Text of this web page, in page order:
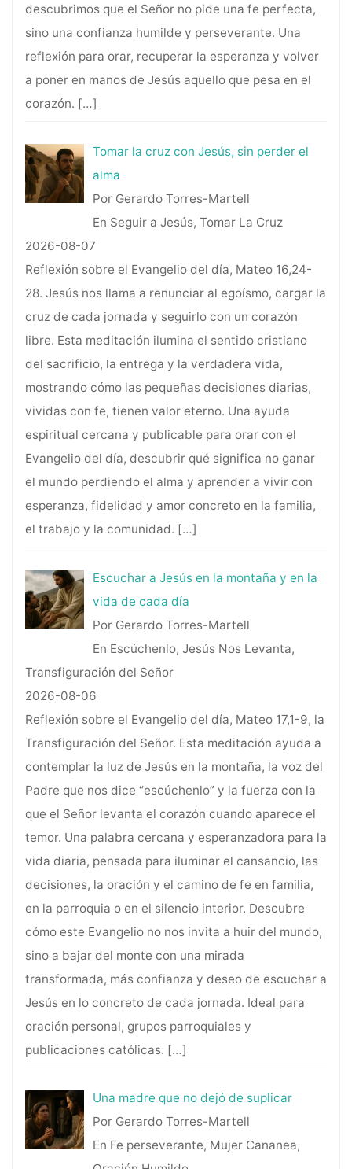
descubrimos que el Señor no pide una fe perfecta,
sino una confianza humilde y perseverante. Una
reflexión para orar, recuperar la esperanza y volver
a poner en manos de Jesús aquello que pesa en el
corazón. […]
Tomar la cruz con Jesús, sin perder el
alma
Por Gerardo Torres-Martell
En Seguir a Jesús, Tomar La Cruz
2026-08-07
Reflexión sobre el Evangelio del día, Mateo 16,24-
28. Jesús nos llama a renunciar al egoísmo, cargar la
cruz de cada jornada y seguirlo con un corazón
libre. Esta meditación ilumina el sentido cristiano
del sacrificio, la entrega y la verdadera vida,
mostrando cómo las pequeñas decisiones diarias,
vividas con fe, tienen valor eterno. Una ayuda
espiritual cercana y publicable para orar con el
Evangelio del día, descubrir qué significa no ganar
el mundo perdiendo el alma y aprender a vivir con
esperanza, fidelidad y amor concreto en la familia,
el trabajo y la comunidad. […]
Escuchar a Jesús en la montaña y en la
vida de cada día
Por Gerardo Torres-Martell
En Escúchenlo, Jesús Nos Levanta,
Transfiguración del Señor
2026-08-06
Reflexión sobre el Evangelio del día, Mateo 17,1-9, la
Transfiguración del Señor. Esta meditación ayuda a
contemplar la luz de Jesús en la montaña, la voz del
Padre que nos dice “escúchenlo” y la fuerza con la
que el Señor levanta el corazón cuando aparece el
temor. Una palabra cercana y esperanzadora para la
vida diaria, pensada para iluminar el cansancio, las
decisiones, la oración y el camino de fe en familia,
en la parroquia o en el silencio interior. Descubre
cómo este Evangelio no nos invita a huir del mundo,
sino a bajar del monte con una mirada
transformada, más confianza y deseo de escuchar a
Jesús en lo concreto de cada jornada. Ideal para
oración personal, grupos parroquiales y
publicaciones católicas. […]
Una madre que no dejó de suplicar
Por Gerardo Torres-Martell
En Fe perseverante, Mujer Cananea,